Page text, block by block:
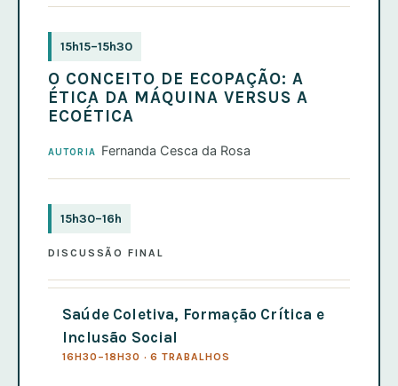
15h15–15h30
O CONCEITO DE ECOPAÇÃO: A
ÉTICA DA MÁQUINA VERSUS A
ECOÉTICA
AUTORIA Fernanda Cesca da Rosa
15h30–16h
DISCUSSÃO FINAL
Saúde Coletiva, Formação Crítica e
Inclusão Social
16H30–18H30 · 6 TRABALHOS